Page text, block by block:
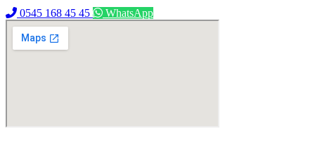
0545 168 45 45 WhatsApp